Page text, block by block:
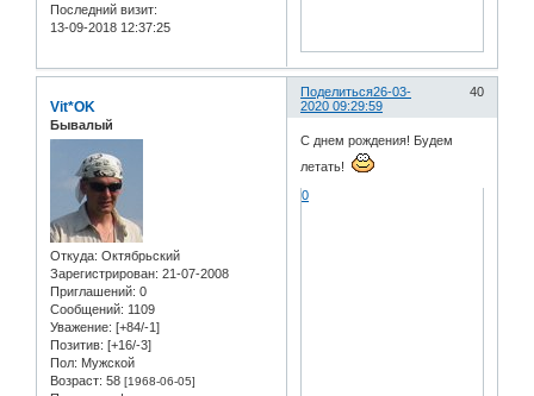
Последний визит:
13-09-2018 12:37:25
Поделиться 40
26-03-
2020 09:29:59
Vit*OK
Бывалый
Откуда: Oктябрьский
Зарегистрирован: 21-07-2008
Приглашений: 0
Сообщений: 1109
Уважение: [+84/-1]
Позитив: [+16/-3]
Пол: Мужской
Возраст: 58 [1968-06-05]
С днем рождения! Будем
летать!
0